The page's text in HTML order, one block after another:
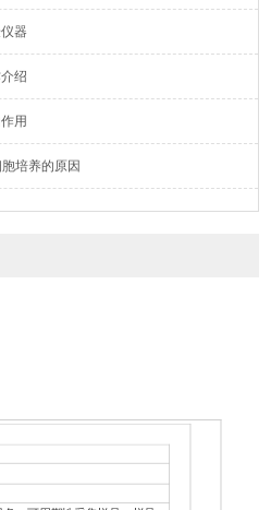
器
绍
用
培养的原因